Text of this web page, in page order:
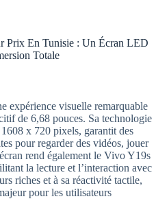
Prix En Tunisie : Un Écran LED
Totale
expérience visuelle remarquable
de 6,68 pouces. Sa technologie
x 720 pixels, garantit des
pour regarder des vidéos, jouer
rend également le Vivo Y19s
la lecture et l’interaction avec
riches et à sa réactivité tactile,
pour les utilisateurs